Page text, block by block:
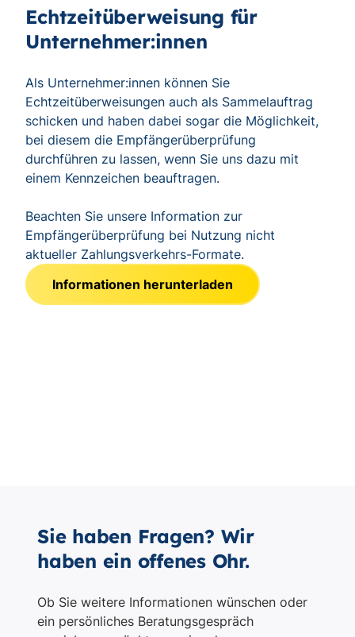
Sie haben Fragen? Wir
haben ein offenes Ohr.
Ob Sie weitere Informationen wünschen oder
ein persönliches Beratungsgespräch